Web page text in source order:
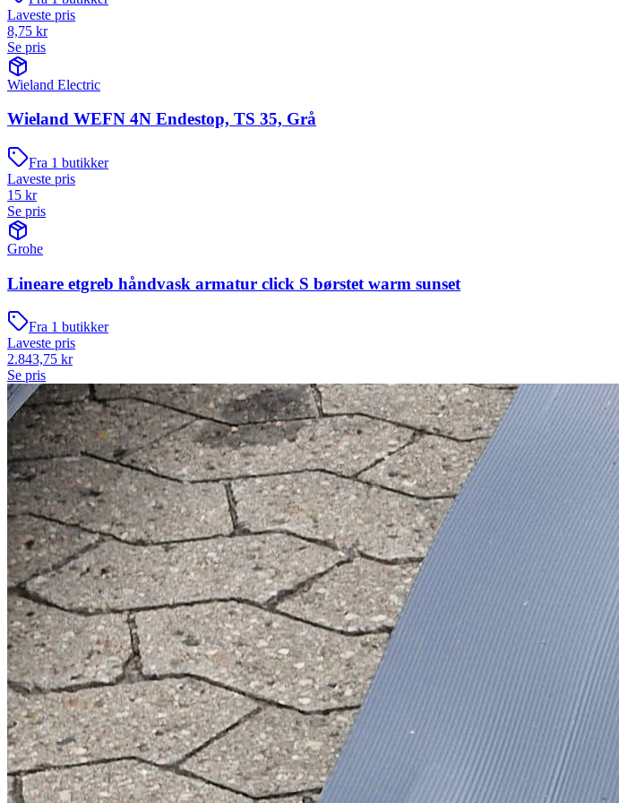
Laveste pris
8,75 kr
Se pris
Wieland Electric
Wieland WEFN 4N Endestop, TS 35, Grå
Fra 1 butikker
Laveste pris
15 kr
Se pris
Grohe
Lineare etgreb håndvask armatur click S børstet warm sunset
Fra 1 butikker
Laveste pris
2.843,75 kr
Se pris